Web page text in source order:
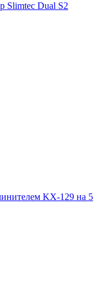
Slimtec Dual S2
KX-129 на 5